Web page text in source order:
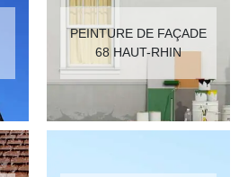
PEINTURE DE FAÇADE
68 HAUT-RHIN